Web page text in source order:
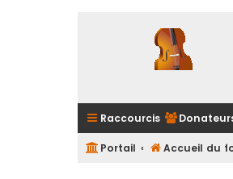
Raccourcis
Portail Accueil du